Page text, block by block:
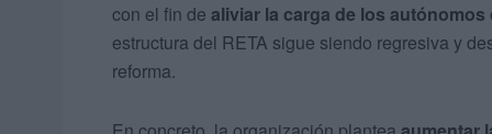
con el fin de aliviar la carga de los
estructura del RETA sigue siendo regresiva y
reforma.